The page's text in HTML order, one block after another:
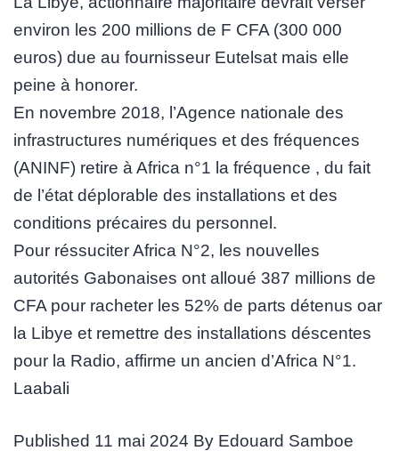
environ les 200 millions de F CFA (300 000
euros) due au fournisseur Eutelsat mais elle
peine à honorer.
En novembre 2018, l’Agence nationale des
infrastructures numériques et des fréquences
(ANINF) retire à Africa n°1 la fréquence , du fait
de l’état déplorable des installations et des
conditions précaires du personnel.
Pour réssuciter Africa N°2, les nouvelles
autorités Gabonaises ont alloué 387 millions de
CFA pour racheter les 52% de parts détenus oar
la Libye et remettre des installations déscentes
pour la Radio, affirme un ancien d’Africa N°1.
Laabali
Published 11 mai 2024 By Edouard Samboe